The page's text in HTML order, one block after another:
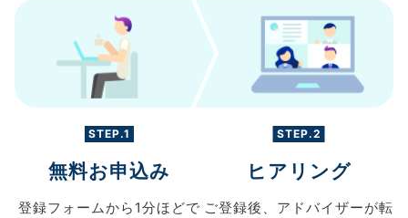
STEP.1
無料お申込み
登録フォームから 1分ほどで
STEP.2
ヒアリング
ご登録後、 アドバイザーが転